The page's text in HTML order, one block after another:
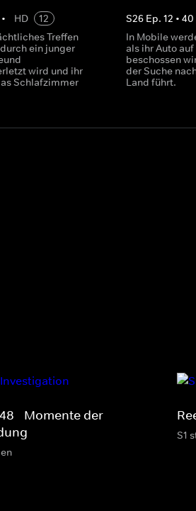
• HD
12
Treffen
ein junger
wird und ihr
Schlafzimmer
S26 Ep. 12 • 40
In Mobile
als ihr Auto
beschossen
der Suche
Land führt.
- Momente der
S1